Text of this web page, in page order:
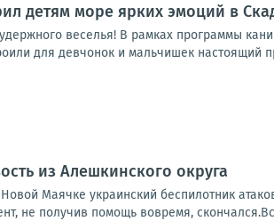
детям море ярких эмоций в
веселья! В рамках программы
для девчонок и мальчишек настоящий
из Алешкинского округа
Маячке украинский беспилотник
не получив помощь вовремя,